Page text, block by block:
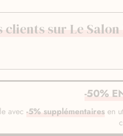
clients sur Le
-50%
avec -5% supplémentairesen